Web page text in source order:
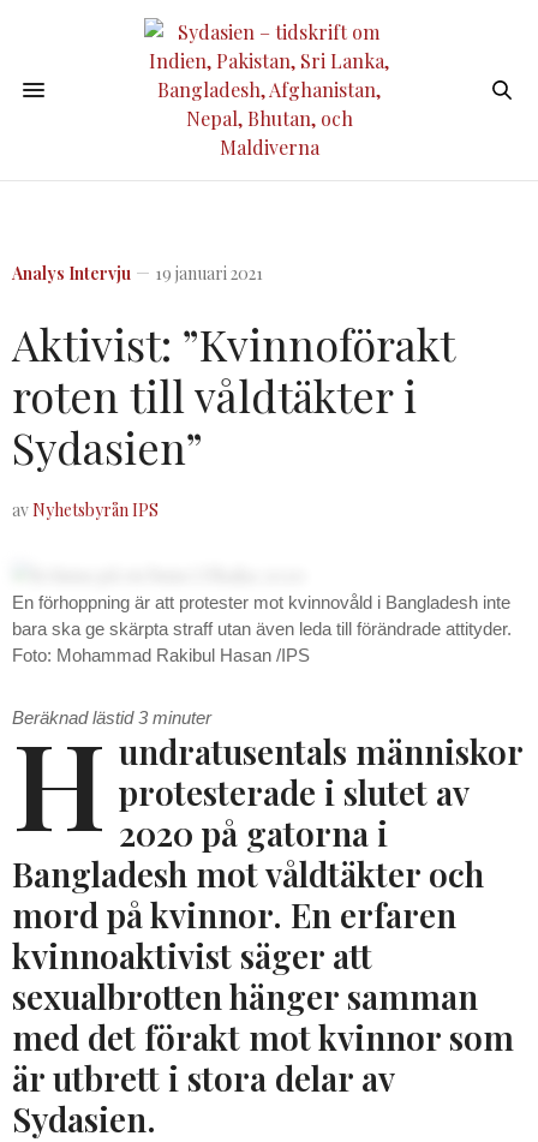
Analys Intervju 19 januari 2021
Aktivist: ”Kvinnoförakt
roten till våldtäkter i
Sydasien”
avNyhetsbyrån IPS
En förhoppning är att protester mot kvinnovåld i Bangladesh inte
bara ska ge skärpta straff utan även leda till förändrade attityder.
Foto: Mohammad Rakibul Hasan /IPS
Beräknad lästid3 minuter
H undratusentals människor
protesterade i slutet av
2020 på gatorna i
Bangladesh mot våldtäkter och
mord på kvinnor. En erfaren
kvinnoaktivist säger att
sexualbrotten hänger samman
med det förakt mot kvinnor som
är utbrett i stora delar av
Sydasien.